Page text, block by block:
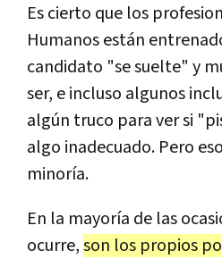
Es cierto que los
Humanos están
candidato "se suelte" y
ser, e incluso algunos
algún truco para ver si
algo inadecuado. Pero
minoría.
En la mayoría de las
ocurre,son los propios